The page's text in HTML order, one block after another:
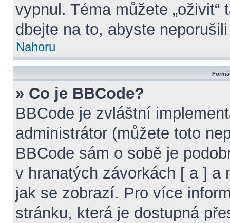
vypnul. Téma můžete
dbejte na to, abyste
Nahoru
» Co je BBCode?
BBCode je zvláštní
administrátor (můžete toto
BBCode sám o sobě je
v hranatých závorkách [ a ]
jak se zobrazí. Pro více
stránku, která je dostupná